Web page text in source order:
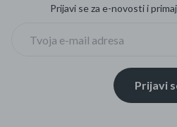
Prijavi se za e-novosti i
Prijavi